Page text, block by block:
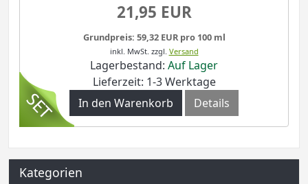
21,95 EUR
Grundpreis: 59,32 EUR pro 100 ml
inkl. MwSt. zzgl. Versand
Lagerbestand: Auf Lager
Lieferzeit: 1-3 Werktage
In den Warenkorb
Details
Kategorien